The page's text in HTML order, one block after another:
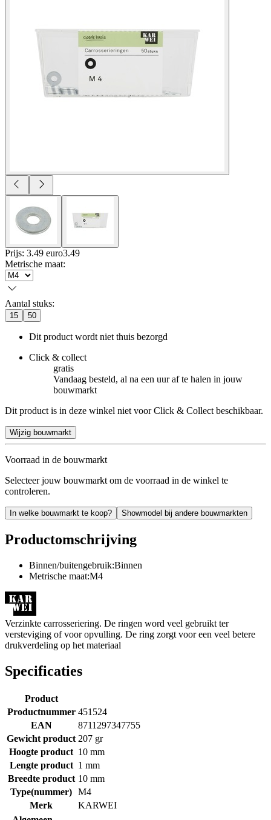
Prijs: 3.49 euro3.49
Metrische maat:
Aantal stuks:
15 50
Dit product wordt niet thuis bezorgd
Click & collect
gratis
Vandaag besteld, al na een uur af te halen in jouw
bouwmarkt
Dit product is in deze winkel niet voor Click & Collect beschikbaar.
Wijzig bouwmarkt
Voorraad in de bouwmarkt
Selecteer jouw bouwmarkt om de voorraad in de winkel te
controleren.
In welke bouwmarkt te koop? Showmodel bij andere bouwmarkten
Productomschrijving
Binnen/buitengebruik:Binnen
Metrische maat:M4
Verzinkte carrosseriering. De ringen word veel gebruikt ter
versteviging of voor opvulling. De ring zorgt voor een veel betere
drukverdeling op het materiaal
Specificaties
Product
Productnummer 451524
EAN
8711297347755
Gewicht product 207 gr
Hoogte product 10 mm
Lengte product 1 mm
Breedte product 10 mm
Type(nummer) M4
Merk
KARWEI